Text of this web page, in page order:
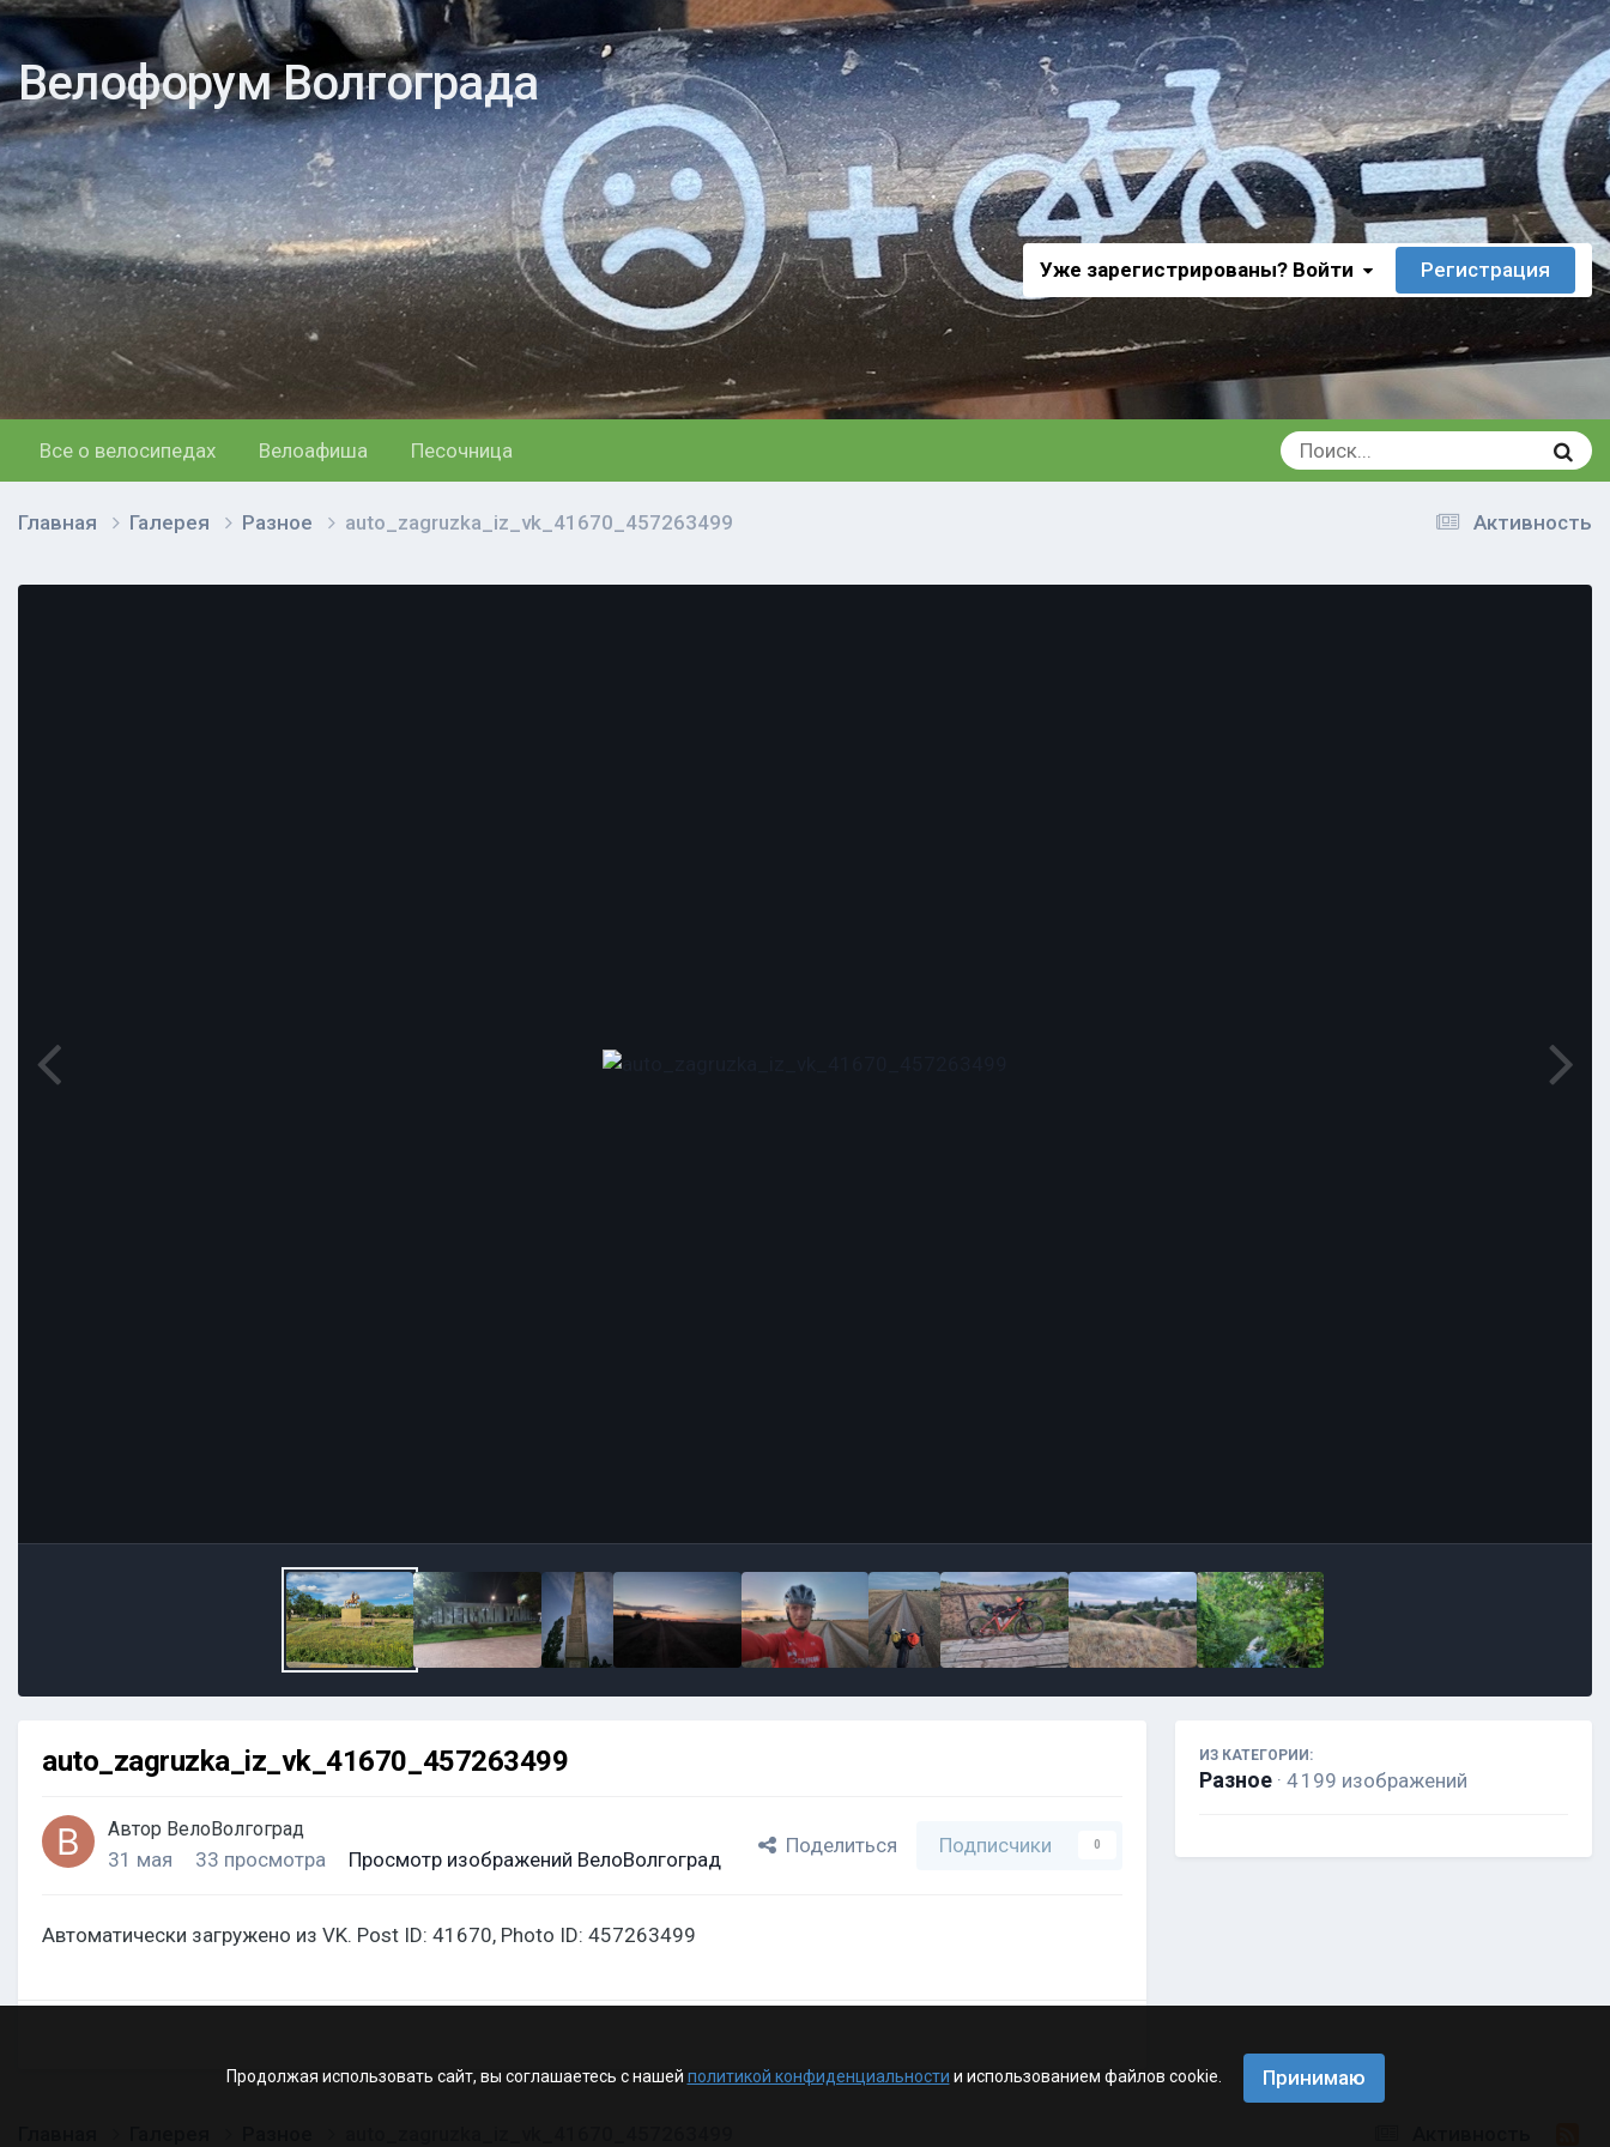
Велофорум Волгограда
Уже зарегистрированы? Войти Регистрация
Все о велосипедах Велоафиша Песочница
Активность
Главная Галерея Разное auto_zagruzka_iz_vk_41670_457263499
auto_zagruzka_iz_vk_41670_457263499
Автор ВелоВолгоград
31 мая 33 просмотра Просмотр изображений ВелоВолгоград
Поделиться Подписчики 0
Автоматически загружено из VK. Post ID: 41670, Photo ID: 457263499
ИЗ КАТЕГОРИИ:
Разное · 4 199 изображений
Продолжая использовать сайт, вы соглашаетесь с нашей политикой конфиденциальности и использованием файлов cookie. Принимаю